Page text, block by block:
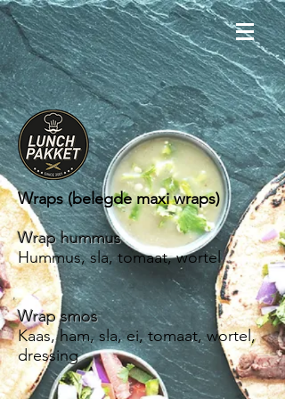
Wraps (belegde maxi wraps)
Wrap hummus
Hummus, sla, tomaat, wortel
Wrap smos
Kaas, ham, sla, ei, tomaat, wortel,
dressing